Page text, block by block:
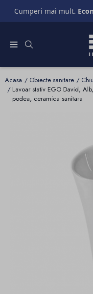
Cumperi mai mult.
Acasa Obiecte sanitare
Lavoar stativ EGO David,
podea, ceramica sanitara